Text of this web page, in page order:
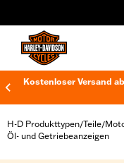
Kostenloser Versand
H-D Produkttypen/Teile/
Öl- und Getriebeanzeigen